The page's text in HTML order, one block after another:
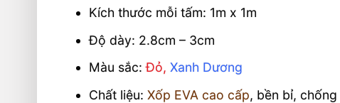
Ứng dụng thực tế
🎯 Liên hệ mua hàng tại SHT
Kích thước mỗi tấm: 1m x 1m
Độ dày: 2.8cm – 3cm
Màu sắc:Đỏ, Xanh Dương
Chất liệu: Xốp EVA cao cấp, bền bỉ,